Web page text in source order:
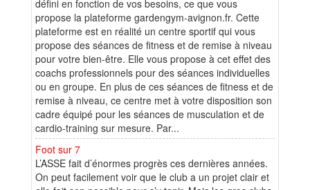
défini en fonction de vos besoins, ce que vous
propose la plateforme gardengym-avignon.fr. Cette
plateforme est en réalité un centre sportif qui vous
propose des séances de fitness et de remise à niveau
pour votre bien-être. Elle vous propose à cet effet des
coachs professionnels pour des séances individuelles
ou en groupe. En plus de ces séances de fitness et de
remise à niveau, ce centre met à votre disposition son
cadre équipé pour les séances de musculation et de
cardio-training sur mesure. Par...
Foot sur 7
L’ASSE fait d’énormes progrès ces dernières années.
On peut facilement voir que le club a un projet clair et